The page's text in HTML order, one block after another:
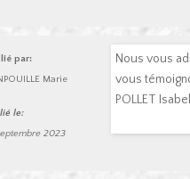
par:
Marie
le:
2023
Nous vous
vous
POLLET